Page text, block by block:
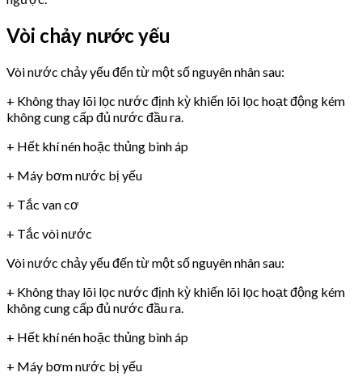
Vòi chảy nước yếu
Vòi nước chảy yếu đến từ một số nguyên nhân sau:
+ Không thay lõi lọc nước định kỳ khiến lõi lọc hoạt động kém
không cung cấp đủ nước đầu ra.
+ Hết khí nén hoặc thủng bình áp
+ Máy bơm nước bị yếu
+ Tắc van cơ
+ Tắc vòi nước
Vòi nước chảy yếu đến từ một số nguyên nhân sau:
+ Không thay lõi lọc nước định kỳ khiến lõi lọc hoạt động kém
không cung cấp đủ nước đầu ra.
+ Hết khí nén hoặc thủng bình áp
+ Máy bơm nước bị yếu